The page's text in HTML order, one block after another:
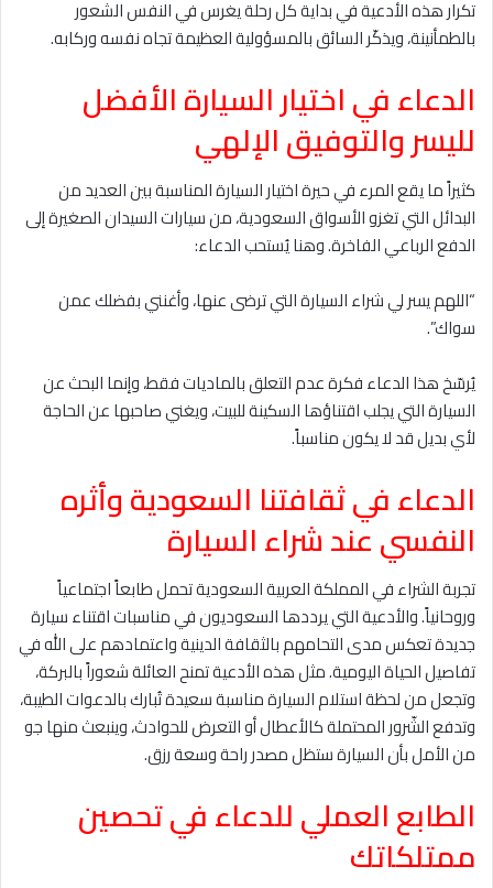
تكرار هذه الأدعية في بداية كل رحلة يغرس في النفس الشعور
بالطمأنينة، ويذكّر السائق بالمسؤولية العظيمة تجاه نفسه وركابه.
الدعاء في اختيار السيارة الأفضل
لليسر والتوفيق الإلهي
كثيراً ما يقع المرء في حيرة اختيار السيارة المناسبة بين العديد من
البدائل التي تغزو الأسواق السعودية، من سيارات السيدان الصغيرة إلى
الدفع الرباعي الفاخرة. وهنا يُستحب الدعاء:
“اللهم يسر لي شراء السيارة التي ترضى عنها، وأغنني بفضلك عمن
سواك”.
يُرسّخ هذا الدعاء فكرة عدم التعلق بالماديات فقط، وإنما البحث عن
السيارة التي يجلب اقتناؤها السكينة للبيت، ويغني صاحبها عن الحاجة
لأي بديل قد لا يكون مناسباً.
الدعاء في ثقافتنا السعودية وأثره
النفسي عند شراء السيارة
تجربة الشراء في المملكة العربية السعودية تحمل طابعاً اجتماعياً
وروحانياً. والأدعية التي يرددها السعوديون في مناسبات اقتناء سيارة
جديدة تعكس مدى التحامهم بالثقافة الدينية واعتمادهم على الله في
تفاصيل الحياة اليومية. مثل هذه الأدعية تمنح العائلة شعوراً بالبركة،
وتجعل من لحظة استلام السيارة مناسبة سعيدة تُبارك بالدعوات الطيبة،
وتدفع الشّرور المحتملة كالأعطال أو التعرض للحوادث، وينبعث منها جو
من الأمل بأن السيارة ستظل مصدر راحة وسعة رزق.
الطابع العملي للدعاء في تحصين
ممتلكاتك